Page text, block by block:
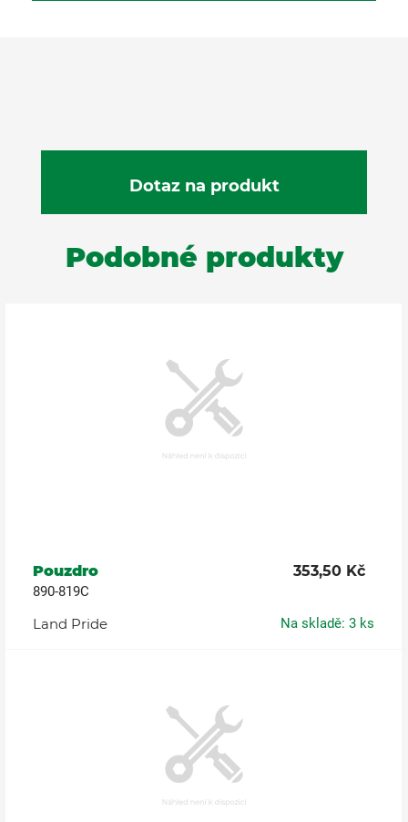
Podobné produkty
Pouzdro 353,50 Kč
890-819C
Land Pride Na skladě: 3 ks